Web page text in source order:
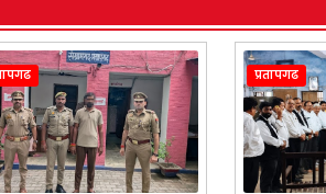
प्रतापगढ